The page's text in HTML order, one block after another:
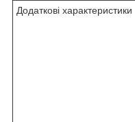
Додаткові характеристики